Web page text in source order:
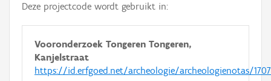
Deze projectcode wordt gebruikt in:
Vooronderzoek Tongeren Tongeren,
Kanjelstraat
https://id.erfgoed.net/archeologie/archeologienotas/